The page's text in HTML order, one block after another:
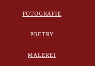
FOTOGRAFIE
POETRY
MALEREI